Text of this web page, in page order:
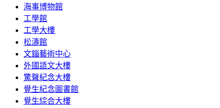
海事博物館
工學館
工學大樓
松濤館
文錙藝術中心
外國語文大樓
驚聲紀念大樓
覺生紀念圖書館
覺生綜合大樓